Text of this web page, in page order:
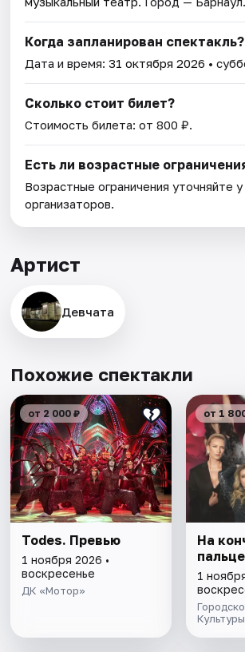
Когда запланирован спектакль?
Дата и время:31 октября 2026 •
Сколько стоит билет?
Стоимость билета: от 800 ₽.
Есть ли возрастные
Возрастные ограничения уточняйте у
организаторов.
Артист
Девчата
Похожие спектакли
от 2 000 ₽
Todes. Превью
1 ноября 2026 •
воскресенье
ДК «Мотор»
от 1
На
1
Культуры